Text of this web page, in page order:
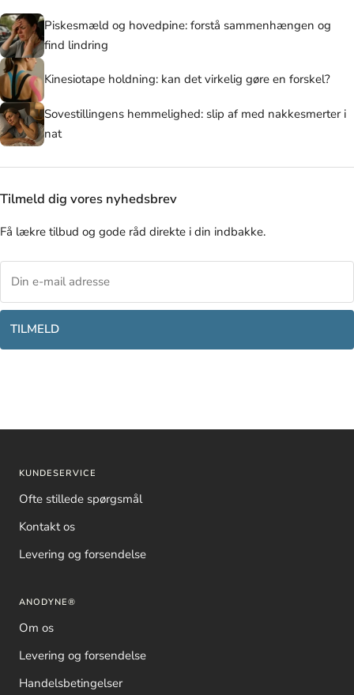
Piskesmæld og hovedpine: forstå sammenhængen og
find lindring
Kinesiotape holdning: kan det virkelig gøre en forskel?
Sovestillingens hemmelighed: slip af med nakkesmerter i
nat
Tilmeld dig vores nyhedsbrev
Få lækre tilbud og gode råd direkte i din indbakke.
TILMELD
KUNDESERVICE
Ofte stillede spørgsmål
Kontakt os
Levering og forsendelse
ANODYNE®
Om os
Levering og forsendelse
Handelsbetingelser